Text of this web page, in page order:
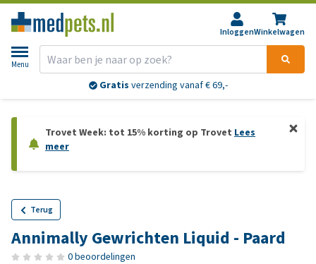
InloggenWinkelwagen
Menu
Gratis verzending vanaf € 69,-
Trovet Week: tot 15% korting op Trovet Lees
meer
Terug
Annimally Gewrichten Liquid - Paard
0 beoordelingen